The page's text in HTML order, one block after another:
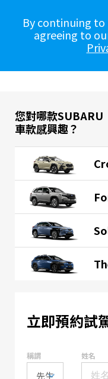
By continuing
agreeing to
預約試駕
您對哪款SUBARU
車款感興趣？
立即預約試
稱謂 姓名